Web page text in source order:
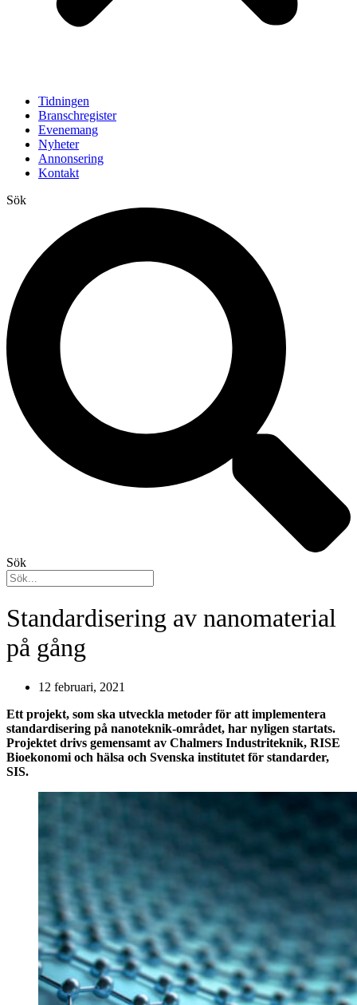
Tidningen
Branschregister
Evenemang
Nyheter
Annonsering
Kontakt
Sök
Sök
Standardisering av nanomaterial
på gång
12 februari, 2021
Ett projekt, som ska utveckla metoder för att implementera
standardisering på nanoteknik-området, har nyligen startats.
Projektet drivs gemensamt av Chalmers Industriteknik, RISE
Bioekonomi och hälsa och Svenska institutet för standarder,
SIS.